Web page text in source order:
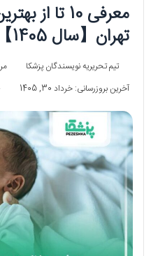
معرفی 10 تا
تهران【سال 1405】❤️
تیم تحریریه نویسندگان پزشکا
آخرین بروزرسانی: خرداد 30, 1405